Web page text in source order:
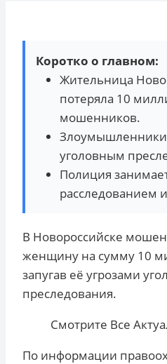
Коротко о главном:
Жительница
потеряла 10
мошенников.
Злоумышленники
уголовным
Полиция
расследованием
В Новороссийске
женщину на сумму 10
запугав её угрозами
преследования.
Смотрите Все
По информации